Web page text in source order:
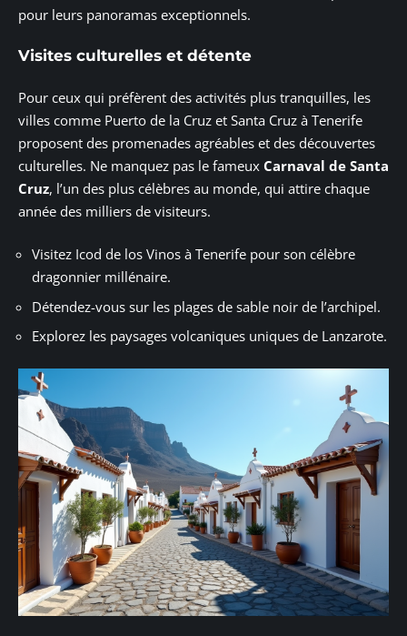
pour leurs panoramas exceptionnels.
Visites culturelles et détente
Pour ceux qui préfèrent des activités plus tranquilles, les
villes comme Puerto de la Cruz et Santa Cruz à Tenerife
proposent des promenades agréables et des découvertes
culturelles. Ne manquez pas le fameux Carnaval de Santa
Cruz, l’un des plus célèbres au monde, qui attire chaque
année des milliers de visiteurs.
Visitez Icod de los Vinos à Tenerife pour son célèbre
dragonnier millénaire.
Détendez-vous sur les plages de sable noir de l’archipel.
Explorez les paysages volcaniques uniques de Lanzarote.